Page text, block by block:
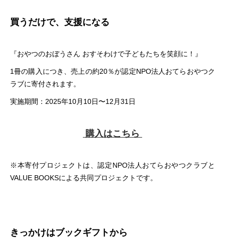
買うだけで、支援になる
『おやつのおぼうさん おすそわけで子どもたちを笑顔に！』
1冊の購入につき、売上の約20％が認定NPO法人おてらおやつク
ラブに寄付されます。
実施期間：2025年10月10日〜12月31日
購入はこちら
※本寄付プロジェクトは、認定NPO法人おてらおやつクラブと
VALUE BOOKSによる共同プロジェクトです。
きっかけはブックギフトから